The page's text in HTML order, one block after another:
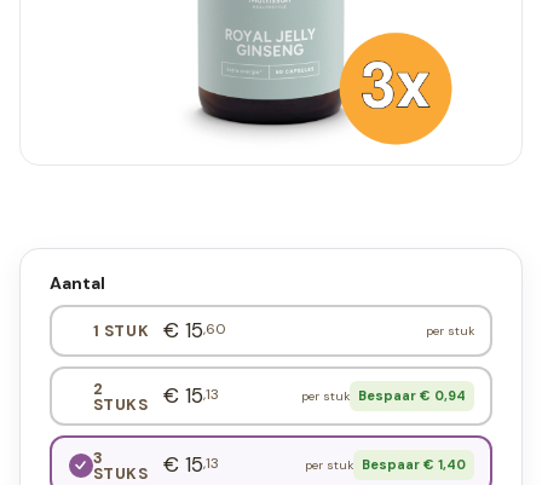
Aantal
1 STUK € 15,60 per stuk
2
STUKS € 15,13 per stuk Bespaar € 0,94
3
STUKS € 15,13 per stuk Bespaar € 1,40